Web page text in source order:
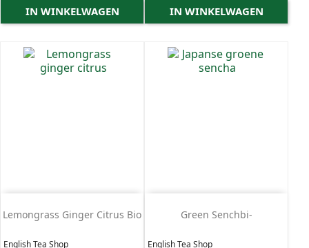
IN WINKELWAGEN IN WINKELWAGEN
Lemongrass Ginger Citrus Bio
English Tea Shop
Green Senchbi-
English Tea Shop